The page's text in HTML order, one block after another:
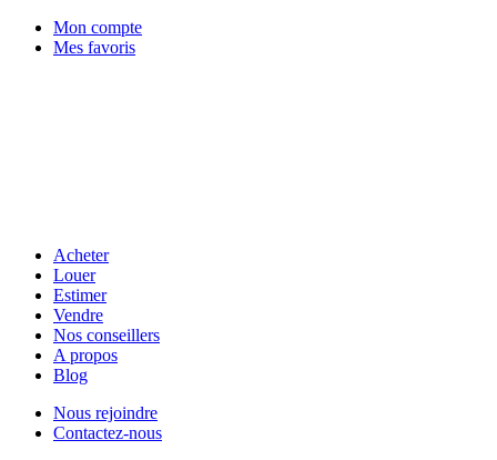
Mon compte
Mes favoris
Acheter
Louer
Estimer
Vendre
Nos conseillers
A propos
Blog
Nous rejoindre
Contactez-nous